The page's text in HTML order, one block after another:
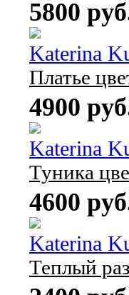
5800
Katerina
Платье
4900
Katerina
Туника
4600
Katerina
Теплый